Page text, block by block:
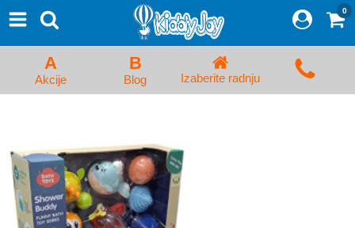
Proizvodi
Početna Prijava/Registracija
Kolica za bebe i dečija kolica
Kreveci, ljuljaške i ležaljke
Kadice, noše i adapteri
0
A
Akcije
B
Blog Izaberite radnju